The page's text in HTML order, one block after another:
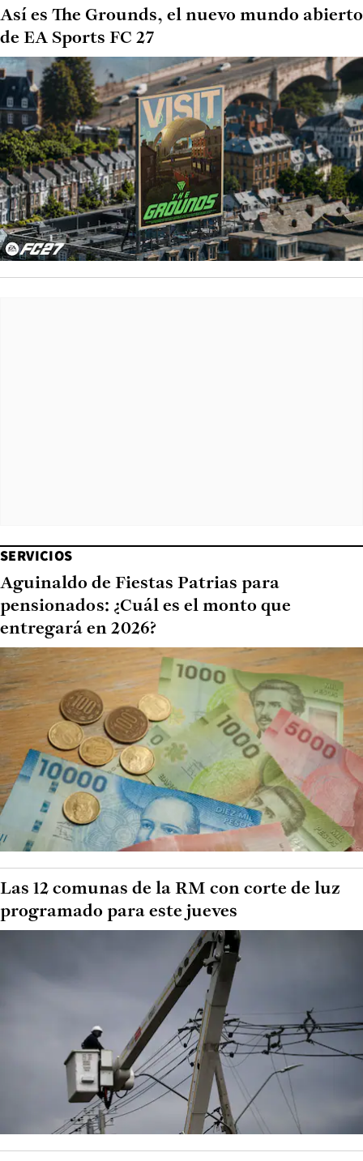
Así es The Grounds, el nuevo mundo abierto
de EA Sports FC 27
SERVICIOS
Aguinaldo de Fiestas Patrias para
pensionados: ¿Cuál es el monto que
entregará en 2026?
Las 12 comunas de la RM con corte de luz
programado para este jueves